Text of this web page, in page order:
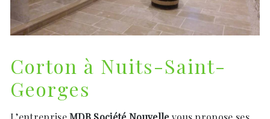
Corton à Nuits-Saint-
Georges